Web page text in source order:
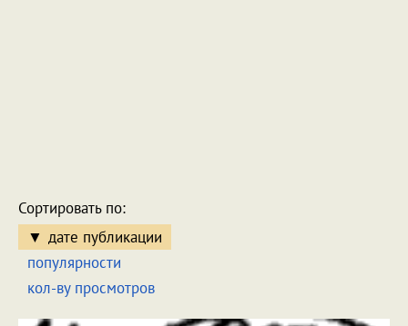
Сортировать по:
дате публикации
популярности
кол-ву просмотров